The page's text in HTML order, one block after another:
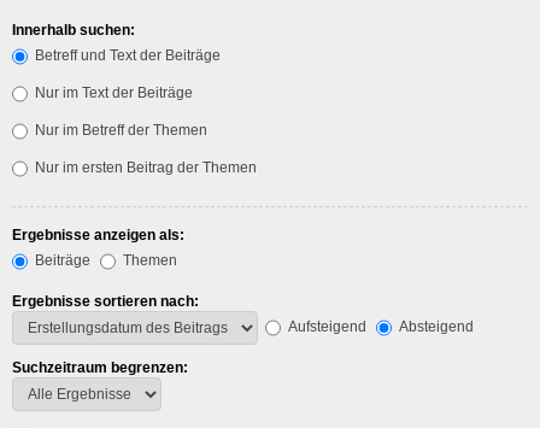
Innerhalb suchen:
Betreff und Text der Beiträge
Nur im Text der Beiträge
Nur im Betreff der Themen
Nur im ersten Beitrag der Themen
Ergebnisse anzeigen als:
Beiträge
Themen
Ergebnisse sortieren nach:
Aufsteigend
Absteigend
Suchzeitraum begrenzen: